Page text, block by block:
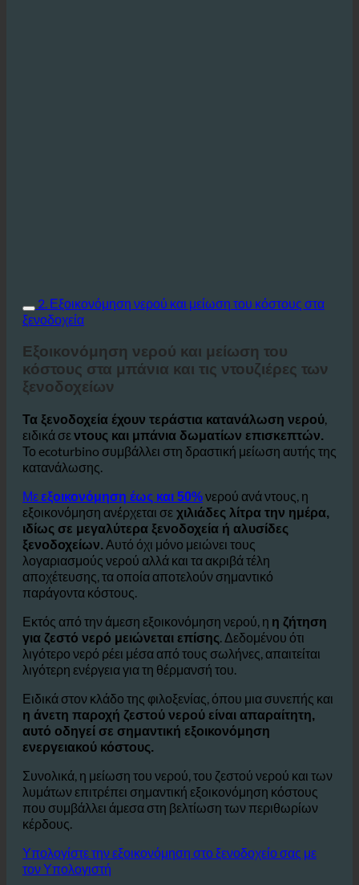
2. Εξοικονόμηση νερού και μείωση του κόστους στα
ξενοδοχεία
Εξοικονόμηση νερού και μείωση του
ξενοδοχείων
Τα ξενοδοχεία έχουν τεράστια κατανάλωση νερού,
ειδικά σεντους και μπάνια δωματίων επισκεπτών.
Το ecoturbino συμβάλλει στη δραστική μείωση αυτής της
κατανάλωσης.
Μεεξοικονόμηση έως και 50%νερού ανά ντους, η
εξοικονόμηση ανέρχεται σεχιλιάδες λίτρα την ημέρα,
ιδίως σε μεγαλύτερα ξενοδοχεία ή αλυσίδες
ξενοδοχείων. Αυτό όχι μόνο μειώνει τους
λογαριασμούς νερού αλλά και τα ακριβά τέλη
αποχέτευσης, τα οποία αποτελούν σημαντικό
παράγοντα κόστους.
Εκτός από την άμεση εξοικονόμηση νερού, ηη ζήτηση
για ζεστό νερό μειώνεται επίσης. Δεδομένου ότι
λιγότερο νερό ρέει μέσα από τους σωλήνες, απαιτείται
λιγότερη ενέργεια για τη θέρμανσή του.
Ειδικά στον κλάδο της φιλοξενίας, όπου μια συνεπής και
η άνετη παροχή ζεστού νερού είναι απαραίτητη,
αυτό οδηγεί σε σημαντική εξοικονόμηση
ενεργειακού κόστους.
Συνολικά, η μείωση του νερού, του ζεστού νερού και των
λυμάτων επιτρέπει σημαντική εξοικονόμηση κόστους
που συμβάλλει άμεσα στη βελτίωση των περιθωρίων
κέρδους.